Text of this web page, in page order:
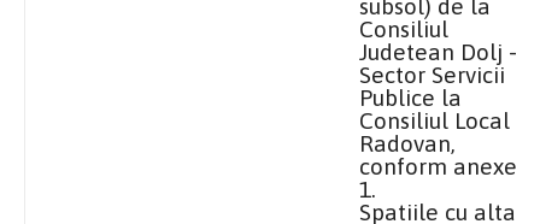
subsol) de la
Consiliul
Judetean Dolj –
Sector Servicii
Publice la
Consiliul Local
Radovan,
conform anexei
1.
Spatiile cu alta